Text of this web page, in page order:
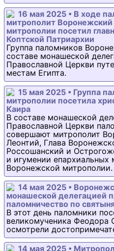
16 мая 2025 • В ходе
митрополит
митрополии посетил
Коптской Патриархии
Группа паломников
составе монашеской
Православной Церкви
местам Египта.
15 мая 2025 • Группа
митрополии посетила
Каира
В составе монашеской
Православной Церкви
совершают митрополит
Леонтий, Глава
Россошанский и
и игумении епархиальных
Воронежской митрополии.
14 мая 2025 •
монашеской делегацией
паломничество по
В этот день паломники
великомученика Феодора
осмотрели
14 мая 2025 •